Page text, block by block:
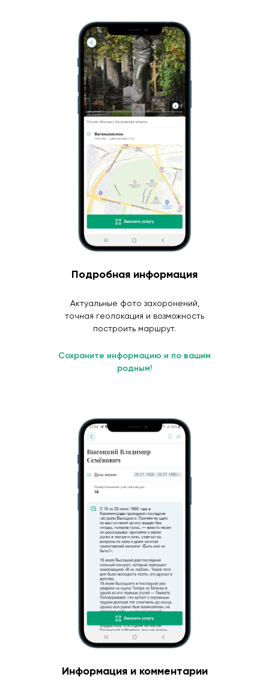
Подробная информация
Актуальные фото захоронений,
точная геолокация и возможность
построить маршрут.
Сохраните информацию и по вашим
родным!
Информация и комментарии